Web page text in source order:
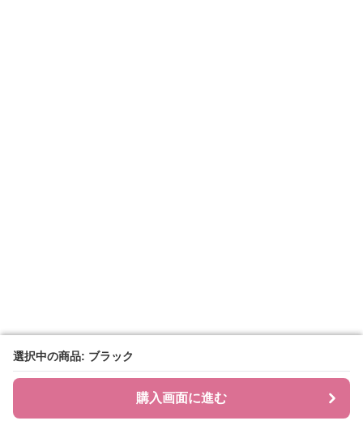
選択中の商品: ブラック
購入画面に進む
選択中の商品: ブラック
購入画面に進む